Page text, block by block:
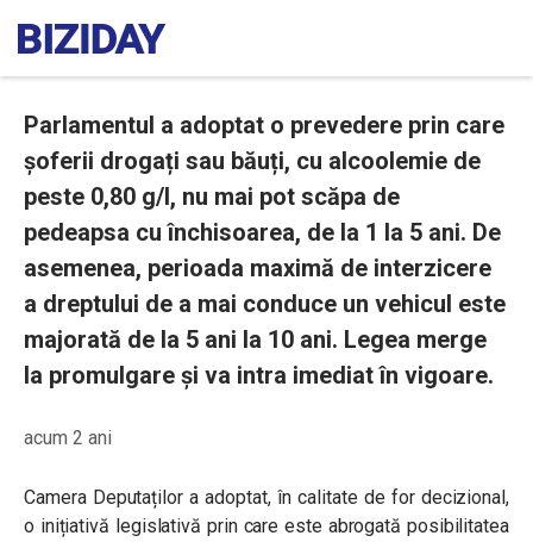
Parlamentul a adoptat o prevedere prin care
șoferii drogați sau băuți, cu alcoolemie de
peste 0,80 g/l, nu mai pot scăpa de
pedeapsa cu închisoarea, de la 1 la 5 ani. De
asemenea, perioada maximă de interzicere
a dreptului de a mai conduce un vehicul este
majorată de la 5 ani la 10 ani. Legea merge
la promulgare și va intra imediat în vigoare.
acum 2 ani
Camera Deputaților a adoptat, în calitate de for decizional,
o inițiativă legislativă prin care este abrogată posibilitatea